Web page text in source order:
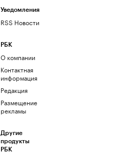
Уведомления
RSS Новости
РБК
О компании
Контактная
информация
Редакция
Размещение
рекламы
Другие
продукты
РБК